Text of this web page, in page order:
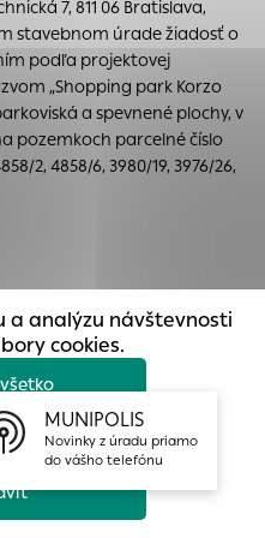
7, 811 06 Bratislava,
stavebnom úrade žiadosť o
podľa projektovej
„Shopping park Korzo
a spevnené plochy, v
pozemkoch parcelné číslo
2, 4858/6, 3980/19, 3976/26,
a analýzu návštevnosti
cookies.
webovej stránky. Bez
web správne fungovať.
stránok
stránku používajú, aby
ponúknuť im lepšiu
anonymne a nie je
MUNIPOLIS
Novinky z úradu priamo
do vášho telefónu